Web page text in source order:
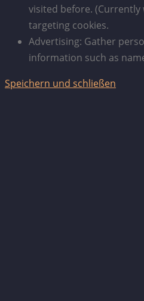
visited before.
targeting cookies.
Advertising: Gather
information such as
Speichern und schließen